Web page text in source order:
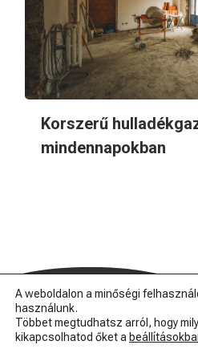
Korszerű
mindennapokban
A weboldalon a minőségi
használunk.
Többet megtudhatsz arról, hogy
kikapcsolhatod őket a